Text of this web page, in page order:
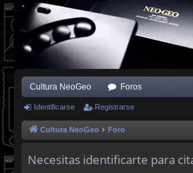
Cultura NeoGeo Foros
Identificarse Registrarse
Cultura NeoGeo Foro
Necesitas identificarte para